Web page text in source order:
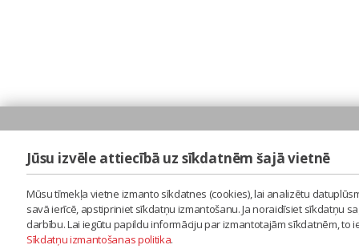
Jūsu izvēle attiecībā uz sīkdatnēm šajā vietnē
Mūsu tīmekļa vietne izmanto sīkdatnes (cookies), lai analizētu
savā ierīcē, apstipriniet sīkdatņu izmantošanu. Ja noraidīsiet sīkdatņu
darbību. Lai iegūtu papildu informāciju par izmantotajām sīkdatnēm,
Sīkdatņu izmantošanas politika.